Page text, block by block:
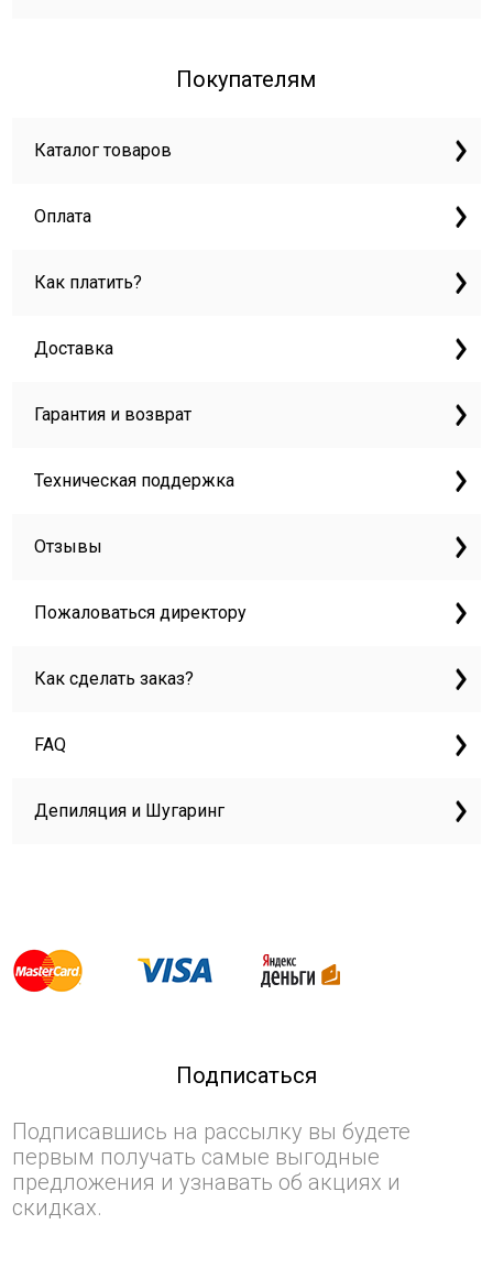
Покупателям
Каталог товаров
Оплата
Как платить?
Доставка
Гарантия и возврат
Техническая поддержка
Отзывы
Пожаловаться директору
Как сделать заказ?
FAQ
Депиляция и Шугаринг
Подписаться
Подписавшись на рассылку вы будете
первым получать самые выгодные
предложения и узнавать об акциях и
скидках.